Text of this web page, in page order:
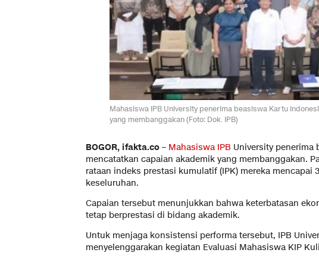
Mahasiswa IPB University penerima beasiswa Kartu
yang membanggakan (Foto: Dok. IPB)
BOGOR, ifakta.co – Mahasiswa IPB University penerima
mencatatkan capaian akademik yang membanggakan.
rataan indeks prestasi kumulatif (IPK) mereka mencapai
keseluruhan.
Capaian tersebut menunjukkan bahwa keterbatasan
tetap berprestasi di bidang akademik.
Untuk menjaga konsistensi performa tersebut, IPB
menyelenggarakan kegiatan Evaluasi Mahasiswa KIP